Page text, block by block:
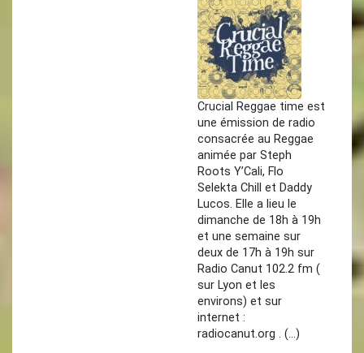
Crucial Reggae time est
une émission de radio
consacrée au Reggae
animée par Steph
Roots Y’Cali, Flo
Selekta Chill et Daddy
Lucos. Elle a lieu le
dimanche de 18h à 19h
et une semaine sur
deux de 17h à 19h sur
Radio Canut 102.2 fm (
sur Lyon et les
environs) et sur
internet :
radiocanut.org . (…)